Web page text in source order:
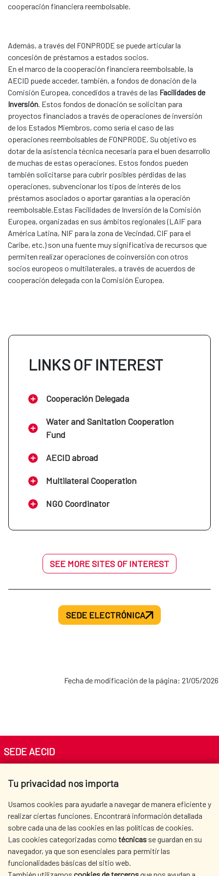
cooperación financiera reembolsable.
Además, a través del FONPRODE se puede articular la
concesión de préstamos a estados socios.
En el marco de la cooperación financiera reembolsable, la
AECID puede acceder, también, a fondos de donación de la
Comisión Europea, concedidos a través de las Facilidades de
Inversión. Estos fondos de donación se solicitan para
proyectos financiados a través de operaciones de inversión
de los Estados Miembros, como sería el caso de las
operaciones reembolsables de FONPRODE. Su objetivo es
dotar de la asistencia técnica necesaria para el buen desarrollo
de muchas de estas operaciones. Estos fondos pueden
también solicitarse para cubrir posibles pérdidas de las
operaciones, subvencionar los tipos de interés de los
préstamos asociados o aportar garantías a la operación
reembolsable.Estas Facilidades de Inversión de la Comisión
Europea, organizadas en sus ámbitos regionales (LAIF para
América Latina, NIF para la zona de Vecindad, CIF para el
Caribe, etc.) son una fuente muy significativa de recursos que
permiten realizar operaciones de coinversión con otros
socios europeos o multilaterales, a través de acuerdos de
cooperación delegada con la Comisión Europea.
LINKS OF INTEREST
Cooperación Delegada
Water and Sanitation Cooperation
Fund
AECID abroad
Multilateral Cooperation
NGO Coordinator
SEE MORE SITES OF INTEREST
SEDE ELECTRÓNICA
Fecha de modificación de la página: 21/05/2026
Tu privacidad nos importa
Usamos cookies para ayudarle a navegar de manera eficiente y
realizar ciertas funciones. Encontrará información detallada
sobre cada una de las cookies en las políticas de cookies.
Las cookies categorizadas como técnicas se guardan en su
navegador, ya que son esenciales para permitir las
funcionalidades básicas del sitio web.
SEDE AECID
Tel. +34 900 20 30 54​​​​​​​
AECID
WHERE DO WE COOPERATE?
SPANISH HUMANITARIAN
ACTION
PRESS ROOM
CULTURE AND SCIENCE LIBRARY